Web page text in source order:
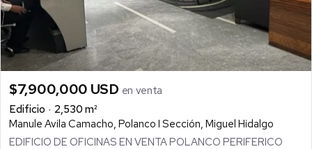
$7,900,000 USD en venta
Edificio
2,530 m²
Manule Avila Camacho, Polanco I Sección, Miguel Hidalgo
EDIFICIO DE OFICINAS EN VENTA POLANCO PERIFERICO